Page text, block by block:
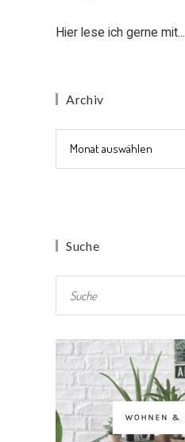
Hier lese ich gerne mit...
Archiv
Suche